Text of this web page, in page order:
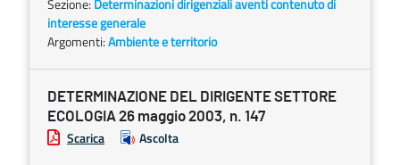
Sezione: Determinazioni dirigenziali aventi contenuto di
interesse generale
Argomenti:Ambiente e territorio
DETERMINAZIONE DEL DIRIGENTE SETTORE
ECOLOGIA 26 maggio 2003, n. 147
Scarica Ascolta